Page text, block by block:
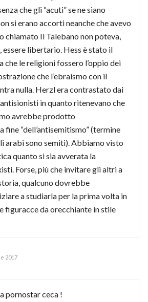
che gli “acuti” se ne siano
si erano accorti neanche che avevo
chiamato Il Talebano non poteva,
essere libertario. Hess è stato il
che le religioni fossero l’oppio dei
che l’ebraismo con il
nulla. Herzl era contrastato dai
in quanto ritenevano che
avrebbe prodotto
fine “dell’antisemitismo” (termine
arabi sono semiti). Abbiamo visto
quanto si sia avverata la
Forse, più che invitare gli altri a
qualcuno dovrebbe
a studiarla per la prima volta in
figuracce da orecchiante in stile
2017
pornostar ceca !